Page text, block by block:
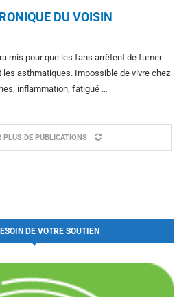
DU VOISIN
mis pour que les fans arrêtent de fumer
les asthmatiques. Impossible de vivre chez
inflammation, fatigué …
PLUS DE PUBLICATIONS
DE VOTRE SOUTIEN